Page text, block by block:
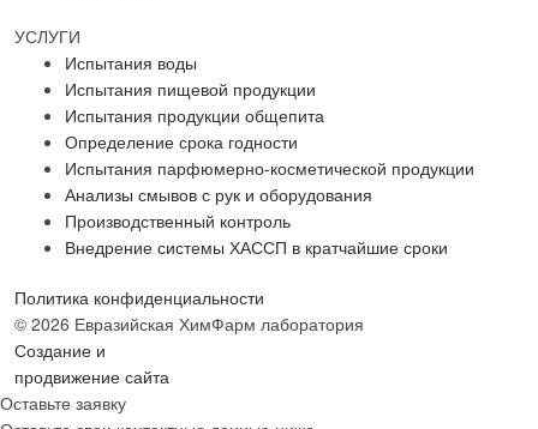
УСЛУГИ
Испытания воды
Испытания пищевой продукции
Испытания продукции общепита
Определение срока годности
Испытания парфюмерно-косметической продукции
Анализы смывов с рук и оборудования
Производственный контроль
Внедрение системы ХАССП в кратчайшие сроки
Политика конфиденциальности
© 2026 Евразийская ХимФарм лаборатория
Создание и
продвижение сайта
Оставьте заявку